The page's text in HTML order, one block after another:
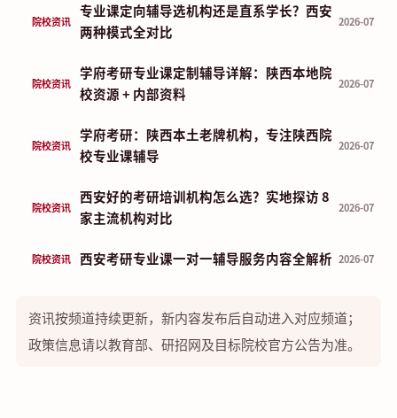
院校资讯
专业课定向辅导选机构还是直系学长？西安
两种模式全对比
2026-07
院校资讯
学府考研专业课定制辅导详解：陕西本地院
校资源 + 内部资料
2026-07
院校资讯
学府考研：陕西本土老牌机构，专注陕西院
校专业课辅导
2026-07
院校资讯
西安好的考研培训机构怎么选？实地探访 8
家主流机构对比
2026-07
院校资讯 西安考研专业课一对一辅导服务内容全解析 2026-07
资讯按频道持续更新，新内容发布后自动进入对应频道；
政策信息请以教育部、研招网及目标院校官方公告为准。